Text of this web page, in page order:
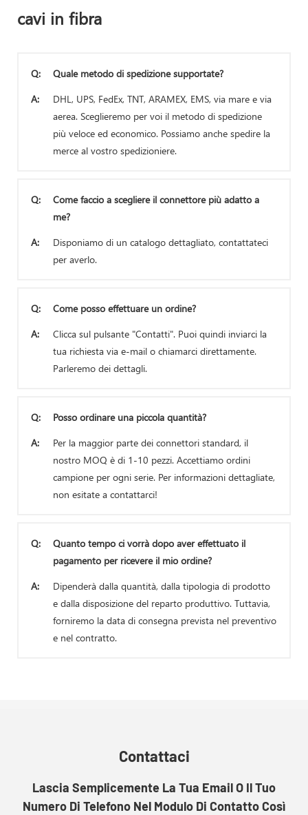
cavi in ​​fibra
Q:
Quale metodo di spedizione supportate?
A:
DHL, UPS, FedEx, TNT, ARAMEX, EMS, via mare e via
aerea. Sceglieremo per voi il metodo di spedizione
più veloce ed economico. Possiamo anche spedire la
merce al vostro spedizioniere.
Q:
Come faccio a scegliere il connettore più adatto a
me?
A:
Disponiamo di un catalogo dettagliato, contattateci
per averlo.
Q:
Come posso effettuare un ordine?
A:
Clicca sul pulsante "Contatti". Puoi quindi inviarci la
tua richiesta via e-mail o chiamarci direttamente.
Parleremo dei dettagli.
Q:
Posso ordinare una piccola quantità?
A:
Per la maggior parte dei connettori standard, il
nostro MOQ è di 1-10 pezzi. Accettiamo ordini
campione per ogni serie. Per informazioni dettagliate,
non esitate a contattarci!
Q:
Quanto tempo ci vorrà dopo aver effettuato il
pagamento per ricevere il mio ordine?
A:
Dipenderà dalla quantità, dalla tipologia di prodotto
e dalla disposizione del reparto produttivo. Tuttavia,
forniremo la data di consegna prevista nel preventivo
e nel contratto.
Contattaci
Lascia Semplicemente La Tua Email O Il Tuo
Numero Di Telefono Nel Modulo Di Contatto Così